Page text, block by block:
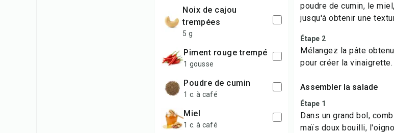
noix de cajou
trempées
5 g
piment rouge trempé
1 gousse
poudre de cumin
1 c. à café
miel
1 c. à café
poudre de cumin, le
jusqu'à obtenir une
Étape 2
Mélangez la pâte
pour créer la vinaigrette.
Assembler la salade
Étape 1
Dans un grand bol,
maïs doux bouilli,